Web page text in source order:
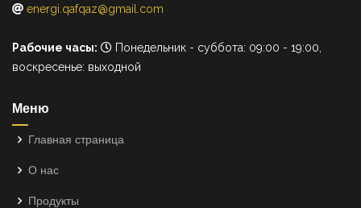
energi.qafqaz@gmail.com
Рабочие часы:
Понедельник - суббота: 09:00 - 19:00,
воскресенье: выходной
Меню
Главная страница
О нас
Продукты